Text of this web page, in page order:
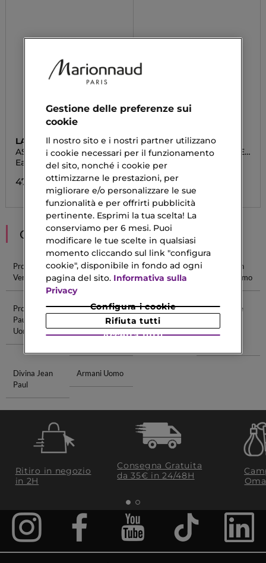
LATTAFA
ASAD BOURBON
Eau De Parfum
47,00 €
LATTAFA
BADÈ E AL OUD NOBLE
BLUSH
Eau De Parfum
41,60 €
CONSIGLIATI PER TE
Profumi Uomo
Versace
Profumi Tom
Ford Uomo
Profumi Uomo
Prada
Calvin Klein
Profumi Uomo
Profumi Jean
Paul Gaultier
Uomo
Matita
Automatica
Per
Matite Labbra
Collistar
Detergente
Acido
Divina Jean
Paul
Armani Uomo
Ritiro in negozio
in 2H
Consegna Gratuita
da 35€​ in 24/48H
Gestione delle preferenze sui
cookie
Il nostro sito e i nostri partner utilizzano
i cookie necessari per il funzionamento
del sito, nonché i cookie per
ottimizzarne le prestazioni, per
migliorare e/o personalizzare le sue
funzionalità e per offrirti pubblicità
pertinente. Esprimi la tua scelta! La
conserviamo per 6 mesi. Puoi
modificare le tue scelte in qualsiasi
momento cliccando sul link "configura
cookie", disponibile in fondo ad ogni
pagina del sito. Informativa sulla
Privacy
Configura i cookie
Rifiuta tutti
Accetta tutti